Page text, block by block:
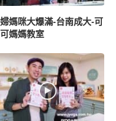
媽咪大爆滿-台南成大-可
媽媽教室